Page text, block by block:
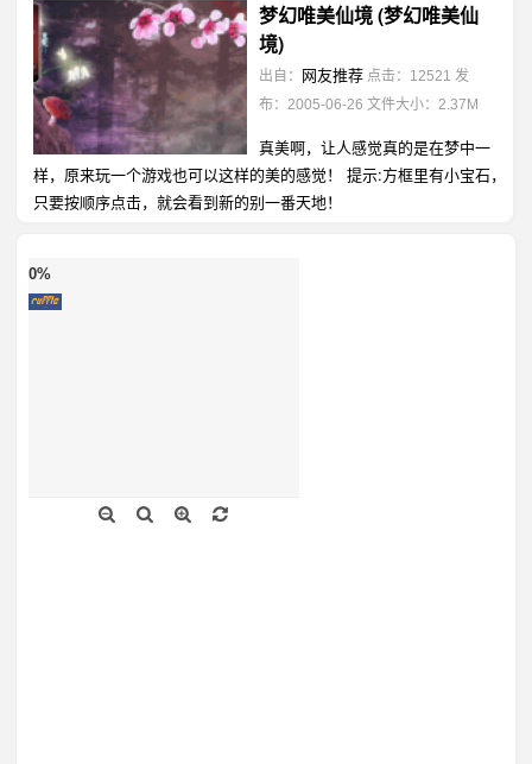
梦幻唯美仙境 (梦幻唯美仙
境)
出自： 网友推荐 点击：12521 发
布：2005-06-26 文件大小：2.37M
真美啊，让人感觉真的是在梦中一
样，原来玩一个游戏也可以这样的美的感觉！ 提示:方框里有小宝石，
只要按顺序点击，就会看到新的别一番天地！
0%